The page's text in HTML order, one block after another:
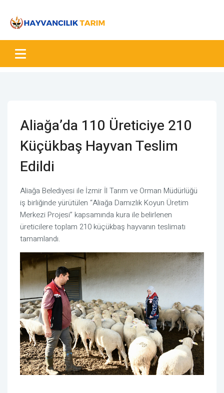
Aliağa’da 110 Üreticiye 210
Küçükbaş Hayvan Teslim
Edildi
Aliağa Belediyesi ile İzmir İl Tarım ve Orman Müdürlüğü
iş birliğinde yürütülen “Aliağa Damızlık Koyun Üretim
Merkezi Projesi” kapsamında kura ile belirlenen
üreticilere toplam 210 küçükbaş hayvanın teslimatı
tamamlandı.